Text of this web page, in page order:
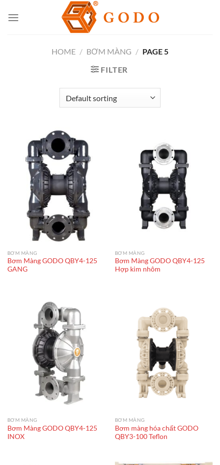
HOME / BƠM MÀNG / PAGE 5
FILTER
BƠM MÀNG
Bơm Màng GODO QBY4-125
GANG
BƠM MÀNG
Bơm Màng GODO QBY4-125
Hợp kim nhôm
BƠM MÀNG
Bơm Màng GODO QBY4-125
INOX
BƠM MÀNG
Bơm màng hóa chất GODO
QBY3-100 Teflon